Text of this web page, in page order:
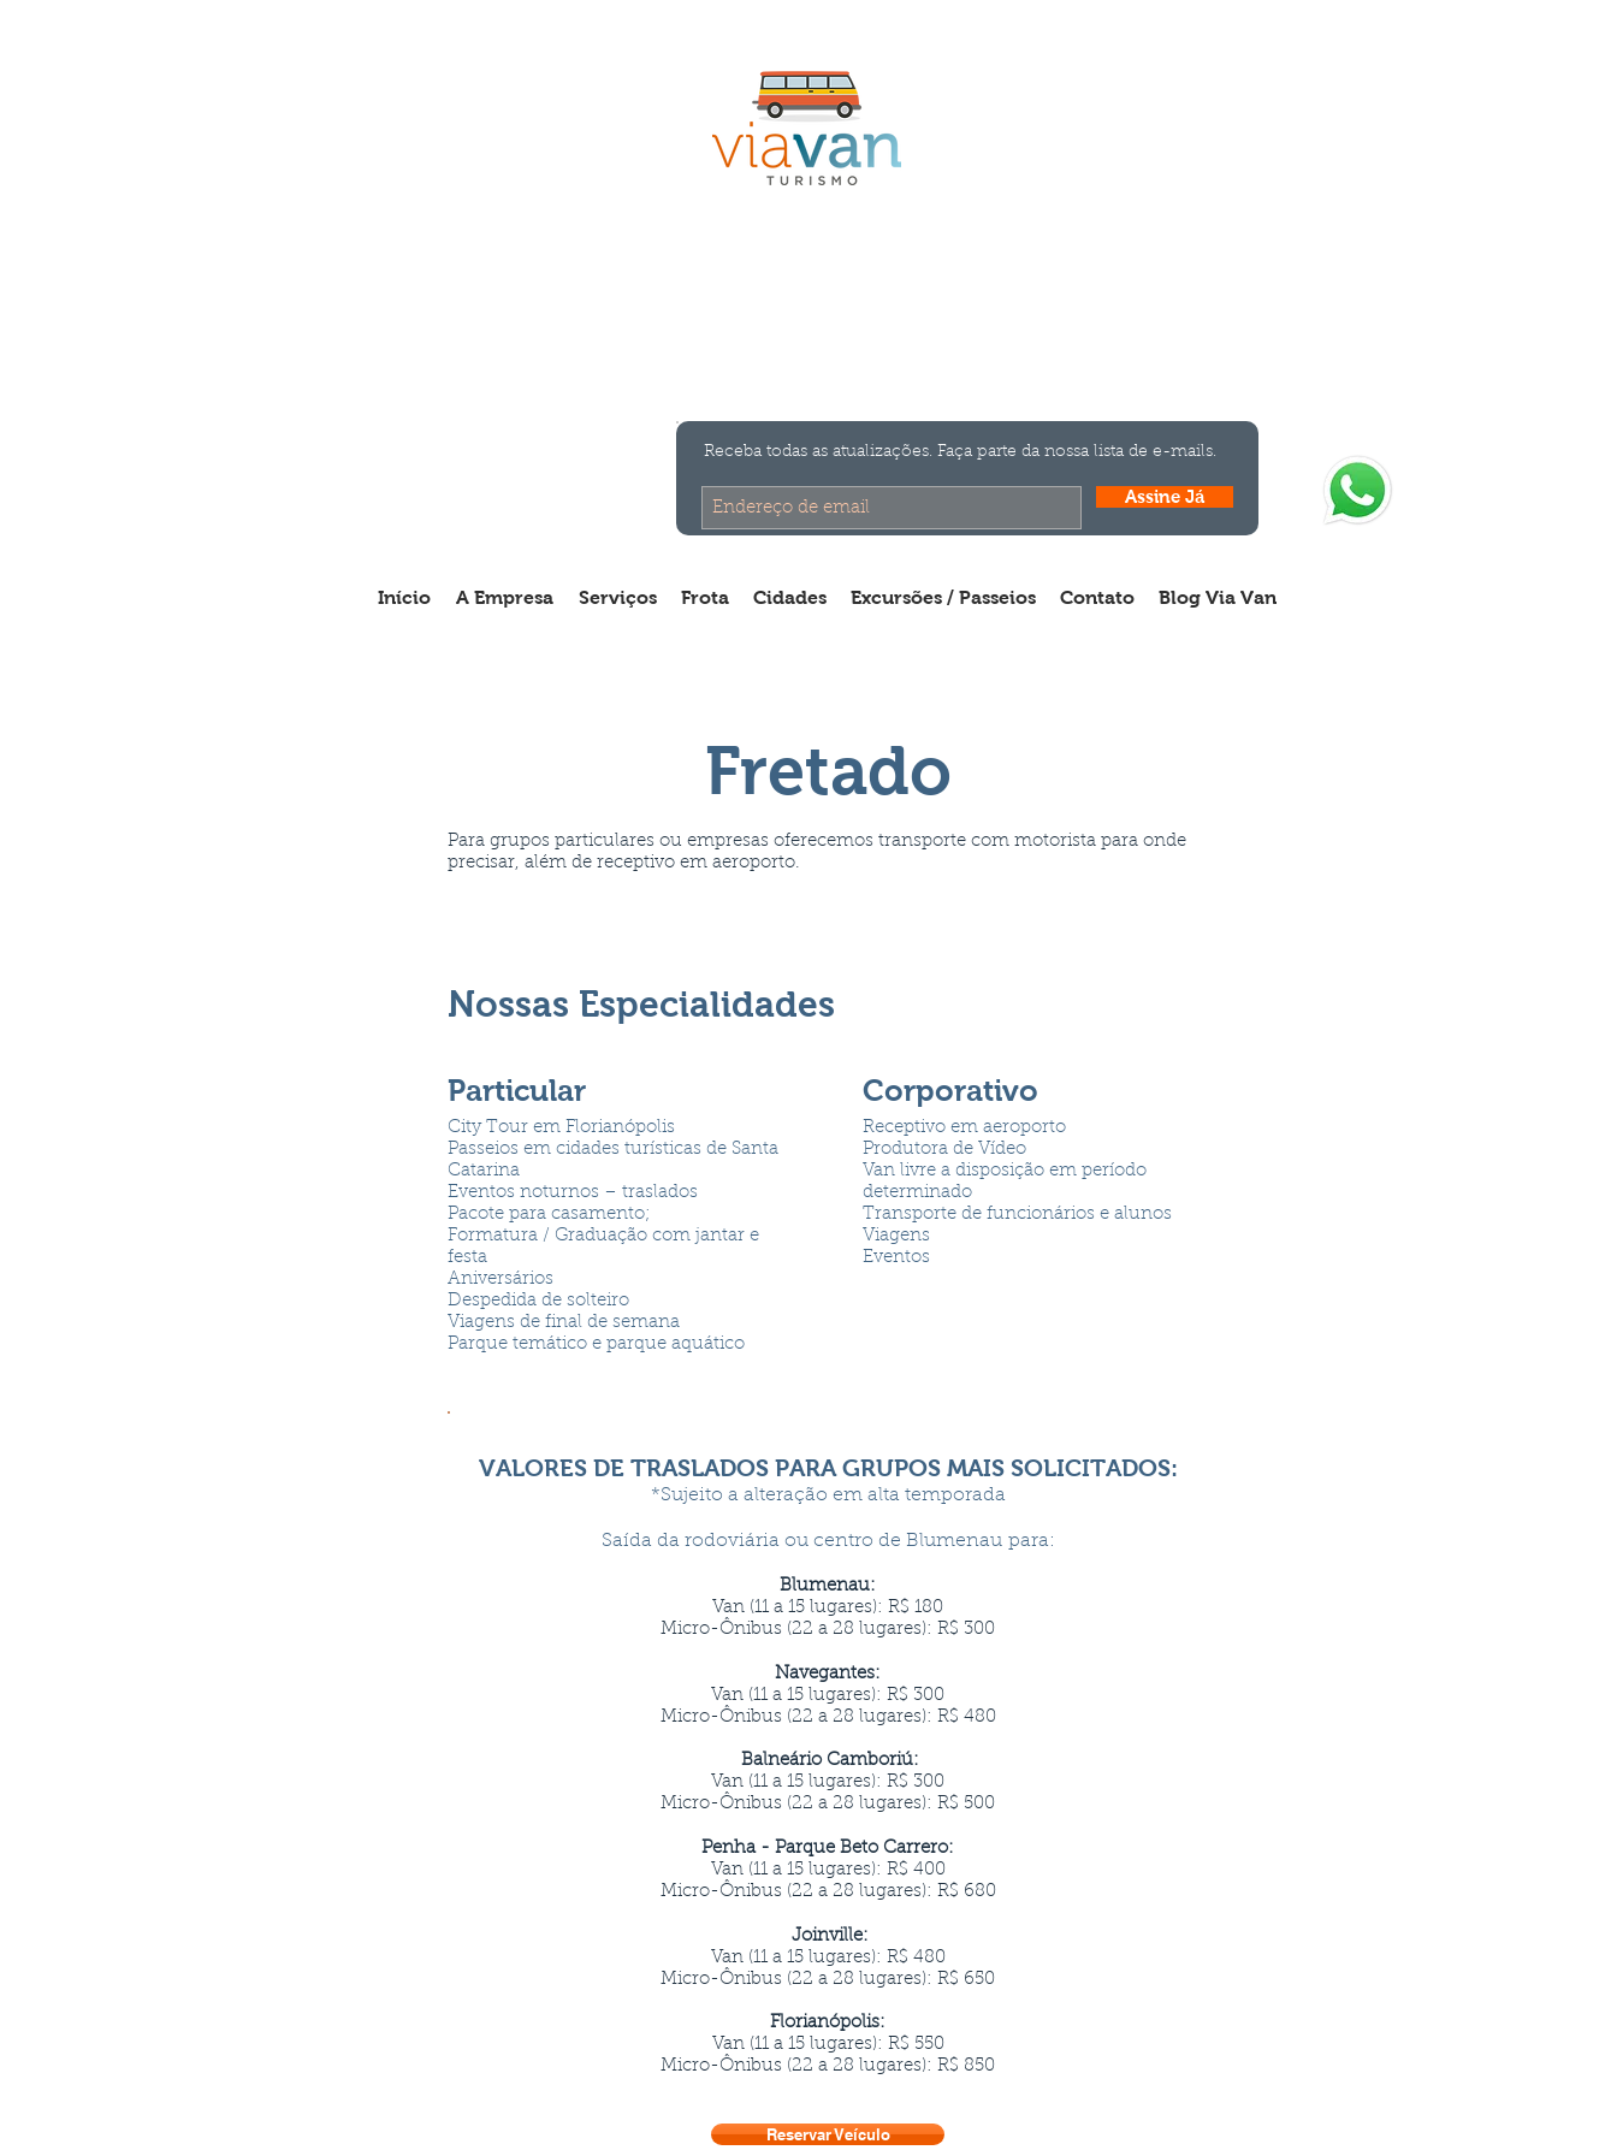
Receba todas as atualizações. Faça parte da nossa lista de e-mails.
Assine Já
Início A Empresa Serviços Frota Cidades Excursões / Passeios Contato Blog Via Van
Fretado
Para grupos particulares ou empresas oferecemos transporte com motorista para onde
precisar, além de receptivo em aeroporto.
Nossas Especialidades
Particular
City Tour em Florianópolis
Passeios em cidades turísticas de Santa
Catarina
Eventos noturnos – traslados
Pacote para casamento;
Formatura / Graduação com jantar e
festa
Aniversários
Despedida de solteiro
Viagens de final de semana
Parque temático e parque aquático
Corporativo
Receptivo em aeroporto
Produtora de Vídeo
Van livre a disposição em período
determinado
Transporte de funcionários e alunos
Viagens
Eventos
VALORES DE TRASLADOS PARA GRUPOS MAIS SOLICITADOS:
*Sujeito a alteração em alta temporada
Saída da rodoviária ou centro de Blumenau para:
Blumenau:
Van (11 a 15 lugares): R$ 180
Micro-Ônibus (22 a 28 lugares): R$ 300
Navegantes:
Van (11 a 15 lugares): R$ 300
Micro-Ônibus (22 a 28 lugares): R$ 480
Balneário Camboriú:
Van (11 a 15 lugares): R$ 300
Micro-Ônibus (22 a 28 lugares): R$ 500
Penha - Parque Beto Carrero:
Van (11 a 15 lugares): R$ 400
Micro-Ônibus (22 a 28 lugares): R$ 680
Joinville:
Van (11 a 15 lugares): R$ 480
Micro-Ônibus (22 a 28 lugares): R$ 650
Florianópolis:
Van (11 a 15 lugares): R$ 550
Micro-Ônibus (22 a 28 lugares): R$ 850
Reservar Veículo